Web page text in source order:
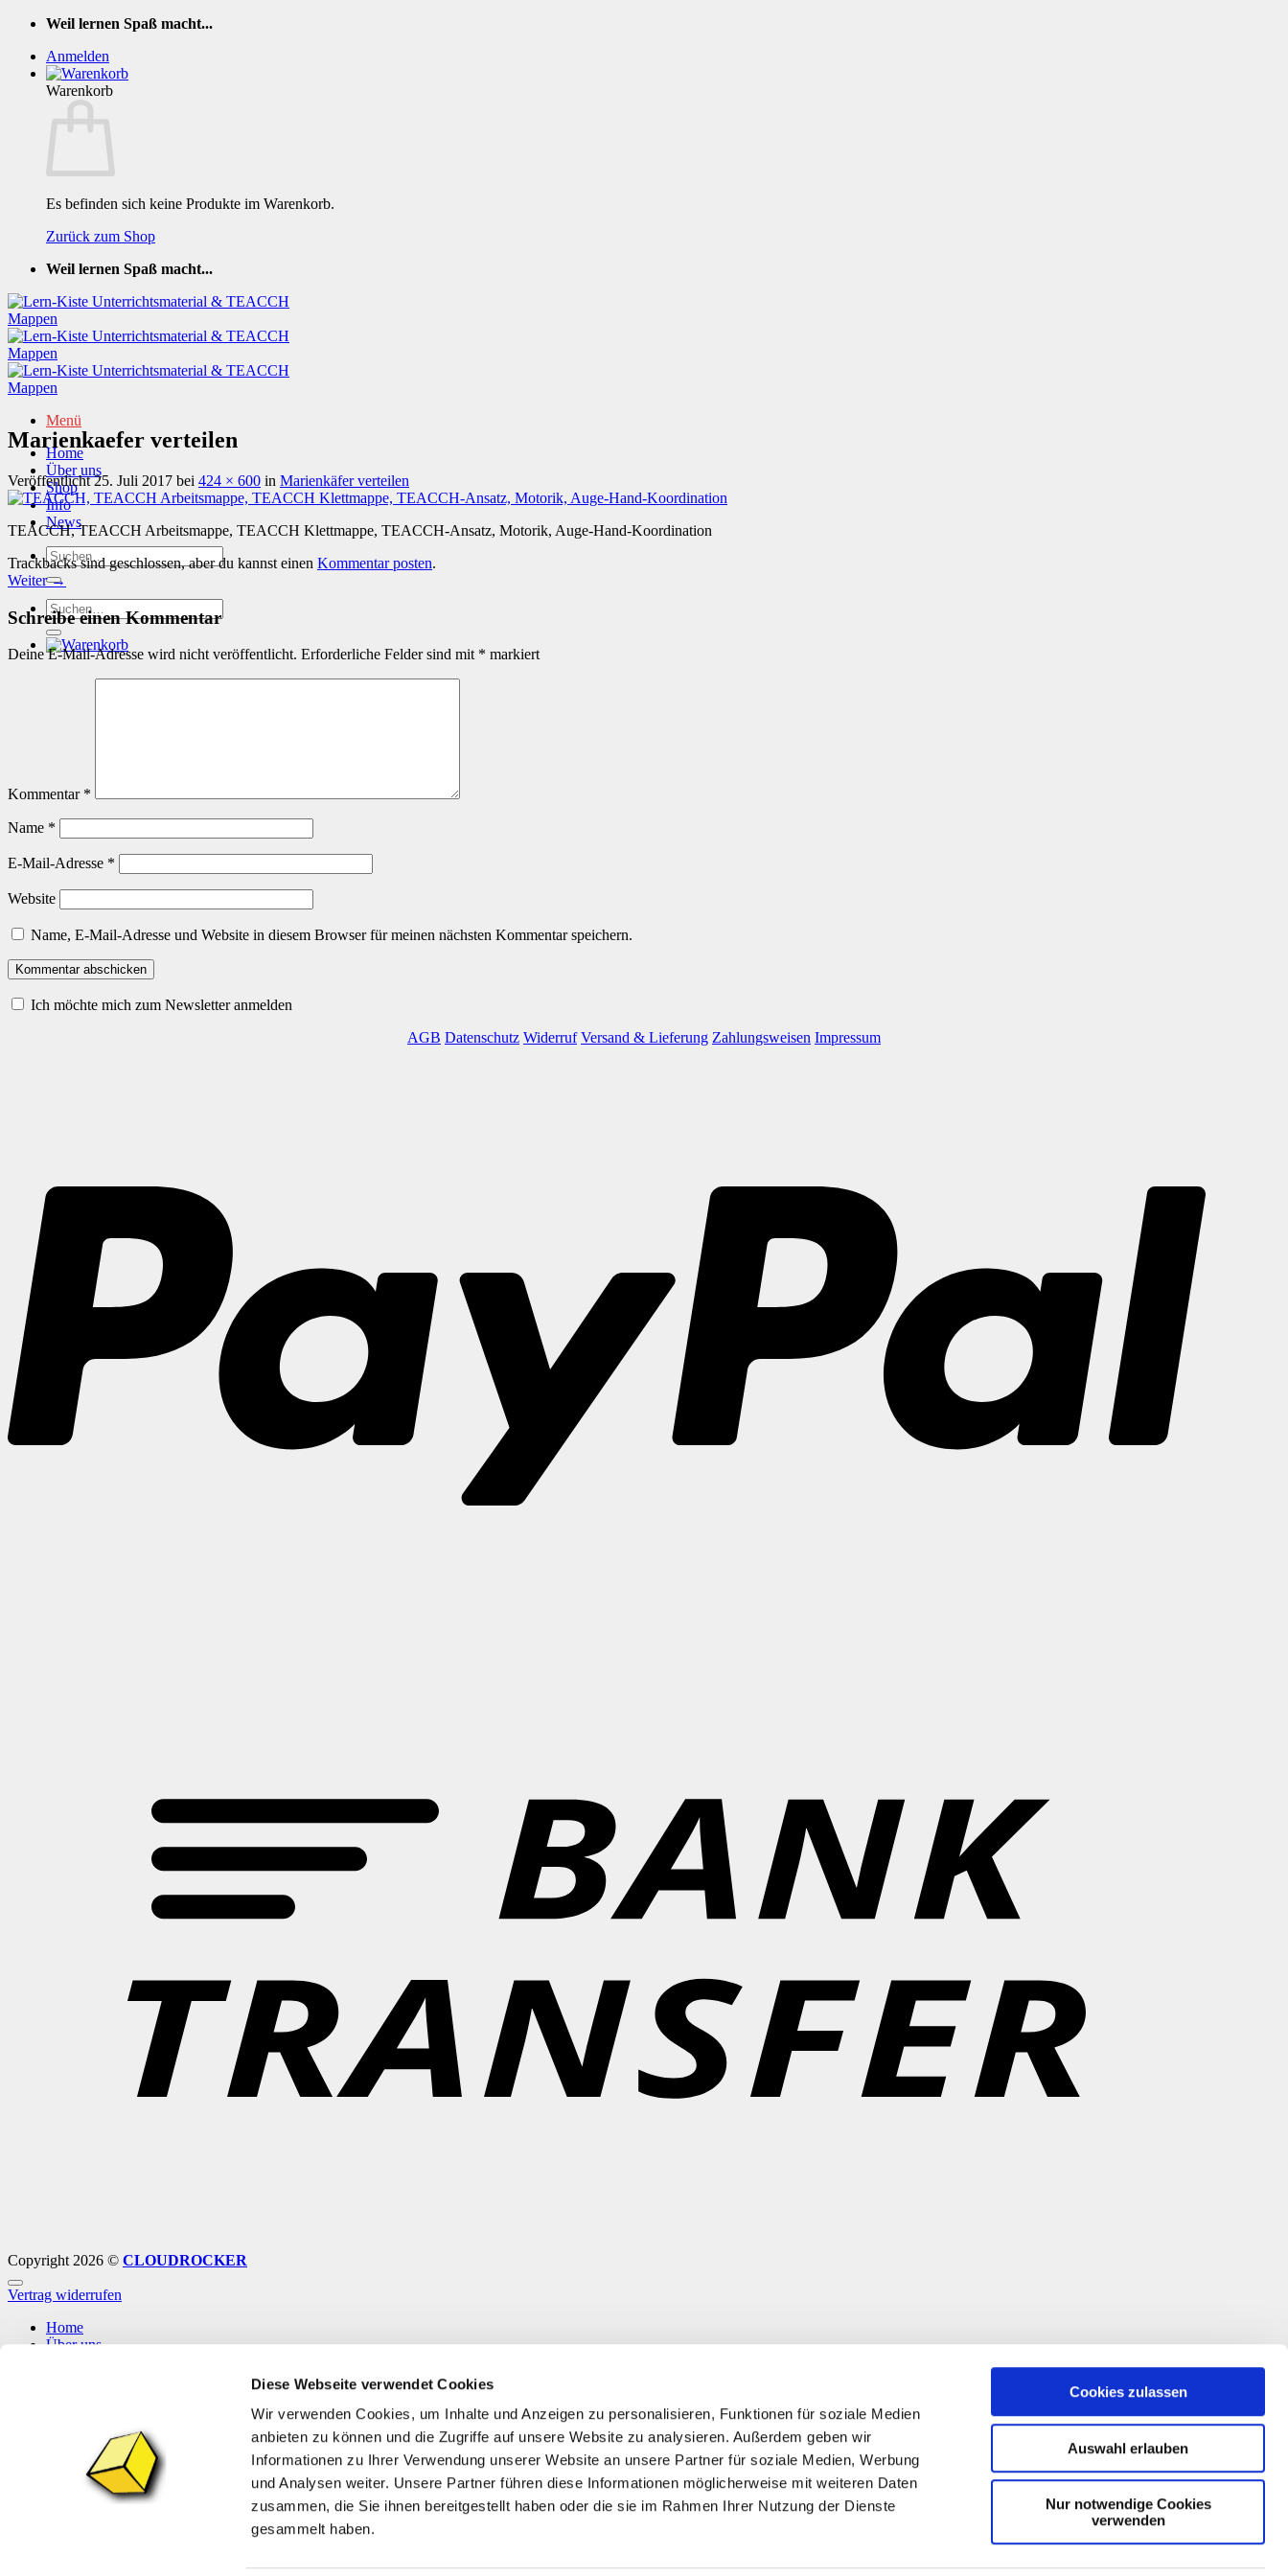
Diese Webseite verwendet Cookies
Wir verwenden Cookies, um Inhalte und Anzeigen zu personalisieren, Funktionen für soziale Medien
anbieten zu können und die Zugriffe auf unsere Website zu analysieren. Außerdem geben wir
Informationen zu Ihrer Verwendung unserer Website an unsere Partner für soziale Medien, Werbung
und Analysen weiter. Unsere Partner führen diese Informationen möglicherweise mit weiteren Daten
zusammen, die Sie ihnen bereitgestellt haben oder die sie im Rahmen Ihrer Nutzung der Dienste
gesammelt haben.
Cookies zulassen
Auswahl erlauben
Nur notwendige Cookies
verwenden
Zum
springen
Weil lernen Spaß macht...
Anmelden
Warenkorb
Es befinden sich keine Produkte im Warenkorb.
Zurück zum Shop
Weil lernen Spaß macht...
Menü
Home
Über uns
Shop
Info
News
Suchen
nach:
Suchen
nach:
Marienkaefer verteilen
Veröffentlicht25. Juli 2017 bei 424 × 600 in Marienkäfer verteilen
TEACCH, TEACCH Arbeitsmappe, TEACCH Klettmappe, TEACCH-Ansatz, Motorik, Auge-Hand-Koordination
Trackbacks sind geschlossen, aber du kannst einen Kommentar posten.
Weiter→
Schreibe einen Kommentar
Deine E-Mail-Adresse wird nicht veröffentlicht. Erforderliche Felder sind mit * markiert
Kommentar *
Name *
E-Mail-Adresse *
Website
Name, E-Mail-Adresse und Website in diesem Browser für meinen nächsten Kommentar speichern.
Ich möchte mich zum Newsletter anmelden
AGB Datenschutz Widerruf Versand & Lieferung Zahlungsweisen Impressum
Copyright 2026 © CLOUDROCKER
Vertrag widerrufen
Home
Über uns
Anmelden
Erforderlich